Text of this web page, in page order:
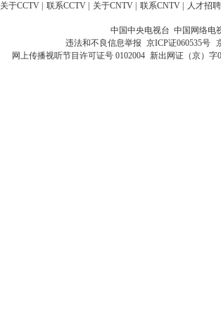
关于CCTV 联系CCTV 关于CNTV 联系CNTV 人才招聘
中国中央电视台 中国网络电
违法和不良信息举报 京ICP证060535号
网上传播视听节目许可证号 0102004 新出网证（京）